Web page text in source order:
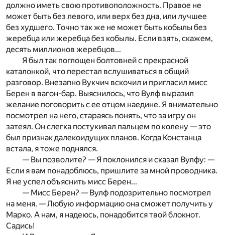
должно иметь свою противоположность. Правое не
может быть без левого, или верх без дна, или лучшее
без худшего. Точно так же не может быть кобылы без
жеребца или жеребца без кобылы. Если взять, скажем,
десять миллионов жеребцов...
Я был так поглощен болтовней c прекрасной
каталонкой, что перестал вслушиваться в общий
разговор. Внезапно Вукчич вскочил и пригласил мисс
Берен в вагон-бар. Выяснилось, что Вулф выразил
желание поговорить c ее отцом наедине. Я внимательно
посмотрел на него, стараясь понять, что за игру он
затеял. Он слегка постукивал пальцем по колену — это
был признак далекоидущих планов. Когда Констанца
встала, я тоже поднялся.
— Вы позволите? — Я поклонился и сказал Вулфу: —
Если я вам понадоблюсь, пришлите за мной проводника.
Я не успел объяснить мисс Берен...
— Мисс Берен? — Вулф подозрительно посмотрел
на меня. — Любую информацию она сможет получить у
Марко. А нам, я надеюсь, понадобится твой блокнот.
Садись!